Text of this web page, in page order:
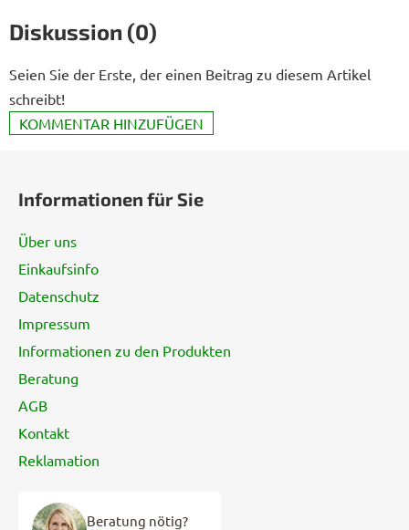
Diskussion (0)
Seien Sie der Erste, der einen Beitrag zu diesem Artikel
schreibt!
KOMMENTAR HINZUFÜGEN
Informationen für Sie
Über uns
Einkaufsinfo
Datenschutz
Impressum
Informationen zu den Produkten
Beratung
AGB
Kontakt
Reklamation
Beratung nötig?